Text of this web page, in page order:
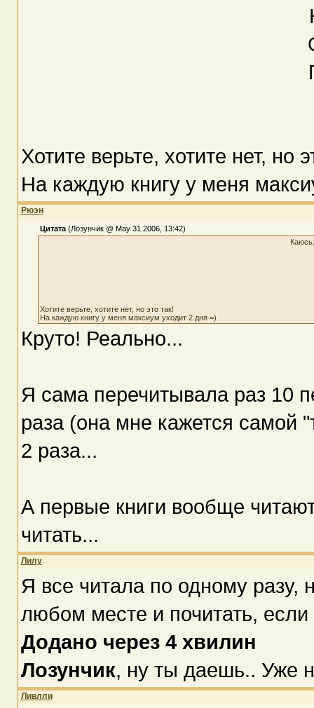
Хотите верьте, хотите нет, но
На каждую книгу у меня
Рюэн
Цитата (Лозунчик @ May 31 2006, 13:42)
Хотите верьте, хотите нет, но это так!
На каждую книгу у меня максиум уходит 2 дня =)
Круто! Реально...
Я сама перечитывала раз 10
раза (она мне кажется самой
2 раза...
А первые книги вообще
читать...
Лилу
Я все читала по одному разу,
любом месте и почитать, если
Додано через 4 хвилин
Лозунчик, ну ты даешь.. Уже
Ливлли